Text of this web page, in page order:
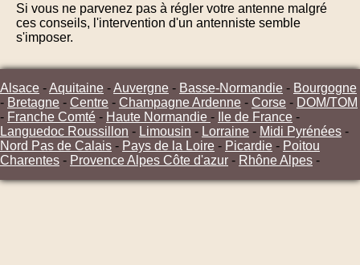
Si vous ne parvenez pas à régler votre antenne malgré
ces conseils, l'intervention d'un antenniste semble
s'imposer.
Alsace -Aquitaine -Auvergne - Basse-Normandie - Bourgogne
- Bretagne - Centre - Champagne Ardenne - Corse - DOM/TOM
- Franche Comté - Haute Normandie - Ile de France -
Languedoc Roussillon - Limousin - Lorraine - Midi Pyrénées -
Nord Pas de Calais - Pays de la Loire - Picardie - Poitou
Charentes - Provence Alpes Côte d'azur - Rhône Alpes -